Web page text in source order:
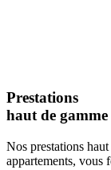
Prestations
haut de gamme
Nos prestations
appartements, vous